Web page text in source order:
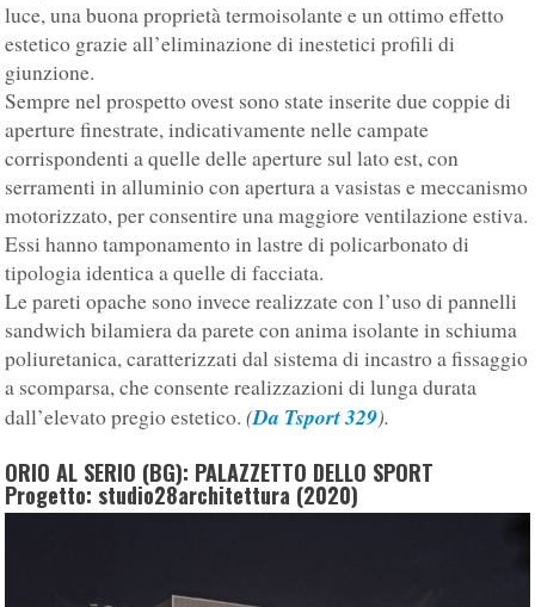
luce, una buona proprietà termoisolante e un ottimo effetto
estetico grazie all’eliminazione di inestetici profili di
giunzione.
Sempre nel prospetto ovest sono state inserite due coppie di
aperture finestrate, indicativamente nelle campate
corrispondenti a quelle delle aperture sul lato est, con
serramenti in alluminio con apertura a vasistas e meccanismo
motorizzato, per consentire una maggiore ventilazione estiva.
Essi hanno tamponamento in lastre di policarbonato di
tipologia identica a quelle di facciata.
Le pareti opache sono invece realizzate con l’uso di pannelli
sandwich bilamiera da parete con anima isolante in schiuma
poliuretanica, caratterizzati dal sistema di incastro a fissaggio
a scomparsa, che consente realizzazioni di lunga durata
dall’elevato pregio estetico.(Da Tsport 329).
ORIO AL SERIO (BG): PALAZZETTO DELLO SPORT
Progetto: studio28architettura (2020)